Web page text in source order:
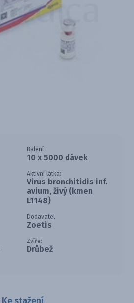
Balení
10 x 5000 dávek
Aktivní látka:
Virus bronchitidis inf.
avium, živý (kmen
L1148)
Dodavatel
Zoetis
Zvíře:
Drůbež
Ke stažení